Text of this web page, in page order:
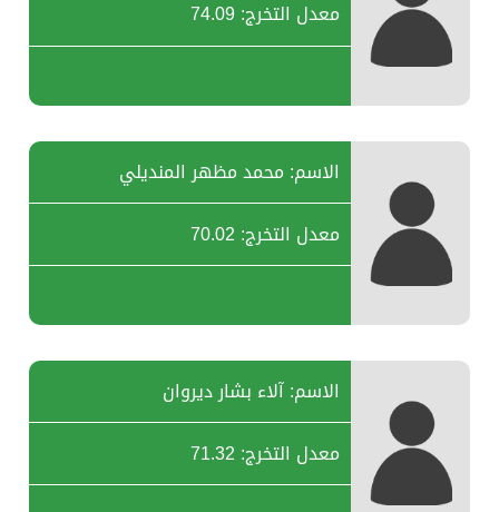
معدل التخرج: 74.09
الاسم: محمد مظهر المنديلي
معدل التخرج: 70.02
الاسم: آلاء بشار ديروان
معدل التخرج: 71.32